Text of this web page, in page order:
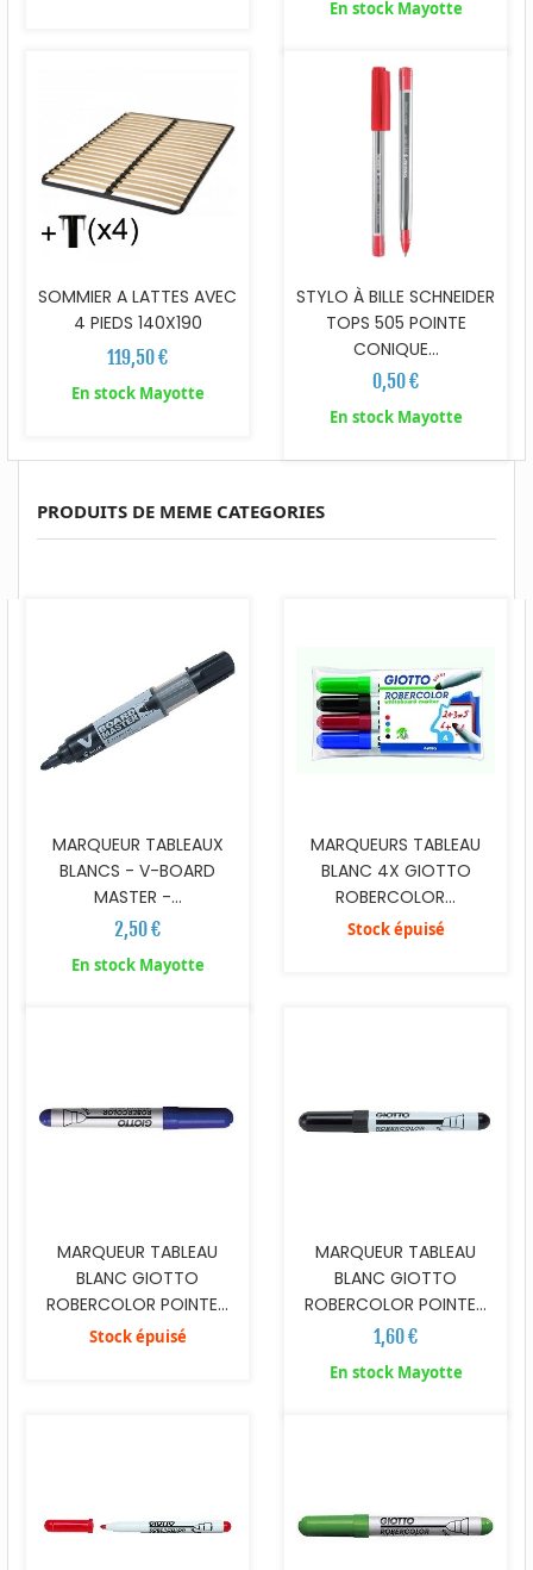
En stock Mayotte
SOMMIER A LATTES AVEC
4 PIEDS 140X190
119,50 €
En stock Mayotte
STYLO À BILLE SCHNEIDER
TOPS 505 POINTE
CONIQUE...
0,50 €
En stock Mayotte
PRODUITS DE MEME CATEGORIES
MARQUEUR TABLEAUX
BLANCS - V-BOARD
MASTER -...
2,50 €
En stock Mayotte
MARQUEURS TABLEAU
BLANC 4X GIOTTO
ROBERCOLOR...
Stock épuisé
MARQUEUR TABLEAU
BLANC GIOTTO
ROBERCOLOR POINTE...
Stock épuisé
MARQUEUR TABLEAU
BLANC GIOTTO
ROBERCOLOR POINTE...
1,60 €
En stock Mayotte